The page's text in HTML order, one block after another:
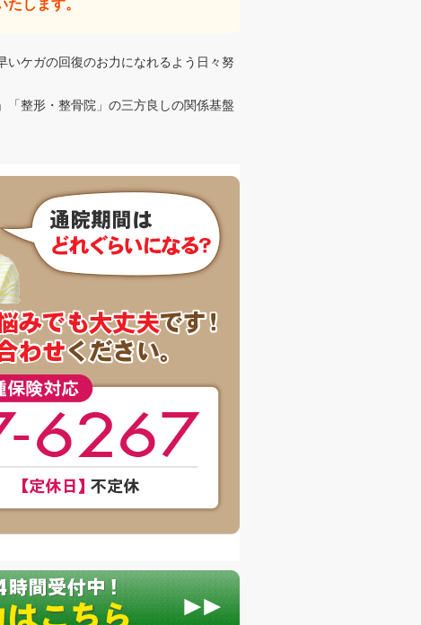
します。
ケガの回復のお力になれるよう日々努
「整形・整骨院」の三方良しの関係基盤